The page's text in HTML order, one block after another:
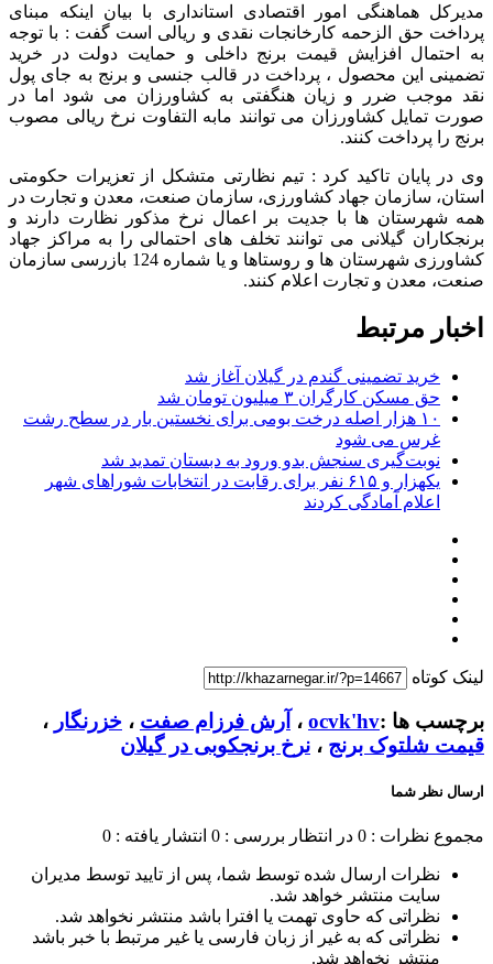
مدیرکل هماهنگی امور اقتصادی استانداری با بیان اینکه مبنای
پرداخت حق الزحمه کارخانجات نقدی و ریالی است گفت : با توجه
به احتمال افزایش قیمت برنج داخلی و حمایت دولت در خرید
تضمینی این محصول ، پرداخت در قالب جنسی و برنج به جای پول
نقد موجب ضرر و زیان هنگفتی به کشاورزان می شود اما در
صورت تمایل کشاورزان می توانند مابه التفاوت نرخ ریالی مصوب
برنج را پرداخت کنند.
وی در پایان تاکید کرد : تیم نظارتی متشکل از تعزیرات حکومتی
استان، سازمان جهاد کشاورزی، سازمان صنعت، معدن و تجارت در
همه شهرستان ها با جدیت بر اعمال نرخ مذکور نظارت دارند و
برنجکاران گیلانی می توانند تخلف های احتمالی را به مراکز جهاد
کشاورزی شهرستان ها و روستاها و یا شماره 124 بازرسی سازمان
صنعت، معدن و تجارت اعلام کنند.
اخبار مرتبط
خرید تضمینی گندم در گیلان آغاز شد
حق مسکن کارگران ۳ میلیون تومان شد
۱۰ هزار اصله درخت بومی برای نخستین بار در سطح رشت
غرس می شود
نوبت‌گیری سنجش بدو ورود به دبستان تمدید شد
یکهزار و ۶۱۵ نفر برای رقابت در انتخابات شوراهای شهر
اعلام آمادگی کردند
لینک کوتاه
برچسب ها :ocvk'hv ، آرش فرزام صفت ، خزرنگار ،
قیمت شلتوک برنج ، نرخ برنجکوبی در گیلان
ارسال نظر شما
مجموع نظرات : 0 در انتظار بررسی : 0 انتشار یافته : 0
نظرات ارسال شده توسط شما، پس از تایید توسط مدیران
سایت منتشر خواهد شد.
نظراتی که حاوی تهمت یا افترا باشد منتشر نخواهد شد.
نظراتی که به غیر از زبان فارسی یا غیر مرتبط با خبر باشد
منتشر نخواهد شد.